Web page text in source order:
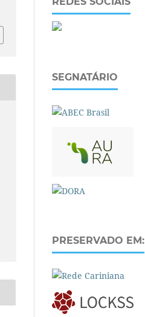
SEGNATÁRIO
PRESERVADO EM: